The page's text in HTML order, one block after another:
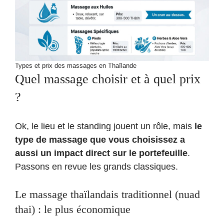
Types et prix des massages en Thaïlande
Quel massage choisir et à quel prix
?
Ok, le lieu et le standing jouent un rôle, mais le
type de massage que vous choisissez a
aussi un impact direct sur le portefeuille.
Passons en revue les grands classiques.
Le massage thaïlandais traditionnel (nuad
thai) : le plus économique